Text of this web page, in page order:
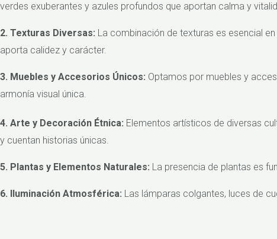
verdes exuberantes y azules profundos que aportan calma y
2. Texturas Diversas: La combinación de texturas es esencial
aporta calidez y carácter.
3. Muebles y Accesorios Únicos: Optamos por muebles y
armonía visual única.
4. Arte y Decoración Étnica: Elementos artísticos de diversas
y cuentan historias únicas.
5. Plantas y Elementos Naturales: La presencia de plantas es
6. Iluminación Atmosférica: Las lámparas colgantes, luces de